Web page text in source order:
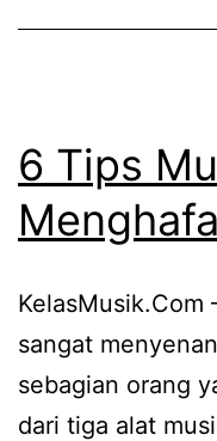
6 Tips
KelasMusik.Com
sangat
sebagian orang
dari tiga alat